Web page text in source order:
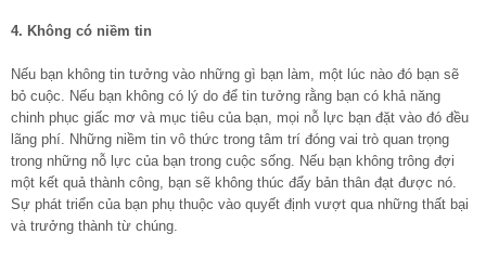
4. Không có niềm tin
Nếu bạn không tin tưởng vào những gì bạn làm, một lúc nào đó bạn sẽ
bỏ cuộc. Nếu bạn không có lý do để tin tưởng rằng bạn có khả năng
chinh phục giấc mơ và mục tiêu của bạn, mọi nỗ lực bạn đặt vào đó đều
lãng phí. Những niềm tin vô thức trong tâm trí đóng vai trò quan trọng
trong những nỗ lực của bạn trong cuộc sống. Nếu bạn không trông đợi
một kết quả thành công, bạn sẽ không thúc đẩy bản thân đạt được nó.
Sự phát triển của bạn phụ thuộc vào quyết định vượt qua những thất bại
và trưởng thành từ chúng.